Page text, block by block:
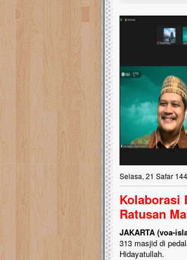
Selasa, 21 Safar
Kolaborasi
Ratusan
JAKARTA (voa-
313 masjid di
Hidayatullah.
Palestina Masih Berduka, Ayo Ulurkan
Tangan Bantu Mereka
Sahabat, Ulurtangan mari kirimkan dukungan
terbaikmu untuk warga Palestina di Gaza demi
menguatkan mereka menghadapi situasi
mencekam ini. Mari dukung mereka dengan
berdonasi dengan cara:...